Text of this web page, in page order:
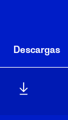
Descargas
/sites/